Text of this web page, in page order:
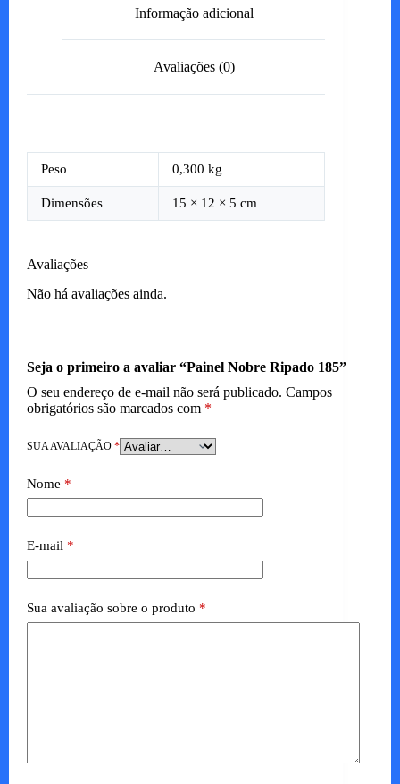
Informação adicional
Avaliações (0)
Peso 0,300 kg
Dimensões 15 × 12 × 5 cm
Avaliações
Não há avaliações ainda.
Seja o primeiro a avaliar “Painel Nobre Ripado 185”
O seu endereço de e-mail não será publicado. Campos
obrigatórios são marcados com *
SUA AVALIAÇÃO *
Nome *
E-mail *
Sua avaliação sobre o produto *